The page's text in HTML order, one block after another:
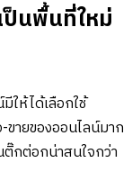
ป็นพื้นที่ใหม่
ห้ได้เลือกใช้
ายของออนไลน์มาก
ติ๊กต่อกน่าสนใจกว่า